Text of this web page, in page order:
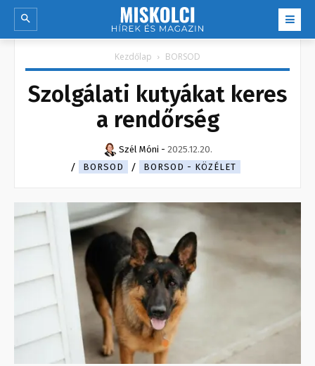
Kezdőlap BORSOD
Szolgálati kutyákat keres
a rendőrség
Szél Móni - 2025.12.20.
BORSOD
BORSOD - KÖZÉLET